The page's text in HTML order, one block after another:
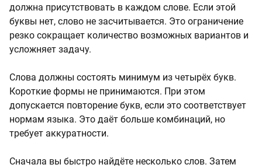
должна присутствовать в каждом слове. Если этой
буквы нет, слово не засчитывается. Это ограничение
резко сокращает количество возможных вариантов и
усложняет задачу.
Слова должны состоять минимум из четырёх букв.
Короткие формы не принимаются. При этом
допускается повторение букв, если это соответствует
нормам языка. Это даёт больше комбинаций, но
требует аккуратности.
Сначала вы быстро найдёте несколько слов. Затем